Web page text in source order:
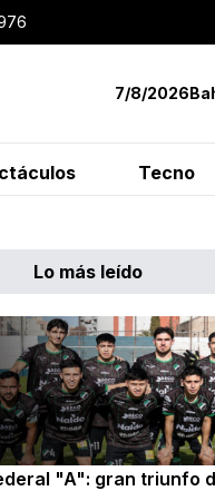
7/8/2026
Tecno
Lo más leído
"A": gran triunfo